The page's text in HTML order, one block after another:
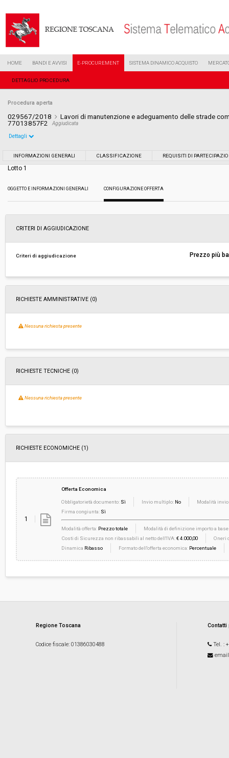
HOME BANDI E AVVISI E-PROCUREMENT SISTEMA DINAMICO ACQUISTO
DETTAGLIO PROCEDURA
Procedura aperta
029567/2018
Lavori di manutenzione e adeguamento delle strade
77013857F2
Aggiudicata
Tipo di contratto:
29/11/2018 11:49
Svolgimento:
Responsabile attuale:
COMUNE DI CAMPI BISENZIO - Settore 5 -
Dettagli
INFORMAZIONI GENERALI CLASSIFICAZIONE REQUISITI DI
Lotto 1
OGGETTO E INFORMAZIONI GENERALI CONFIGURAZIONE OFFERTA
CRITERI DI AGGIUDICAZIONE
Criteri di aggiudicazione Prezzo più
RICHIESTE AMMINISTRATIVE (0)
Nessuna richiesta presente
RICHIESTE TECNICHE (0)
Nessuna richiesta presente
RICHIESTE ECONOMICHE (1)
1
Offerta Economica
Obbligatorietà documento: Sì Invio multiplo: No
Modalità
Firma congiunta: Sì
Modalità offerta: Prezzo totale
Modalità di definizione importo a base
Costi di Sicurezza non ribassabili al netto dell'IVA:€ 4.000,00
Oneri
Dinamica Ribasso Formato dell'offerta economica: Percentuale
Regione Toscana
Codice fiscale: 01386030488 Tel. :
email